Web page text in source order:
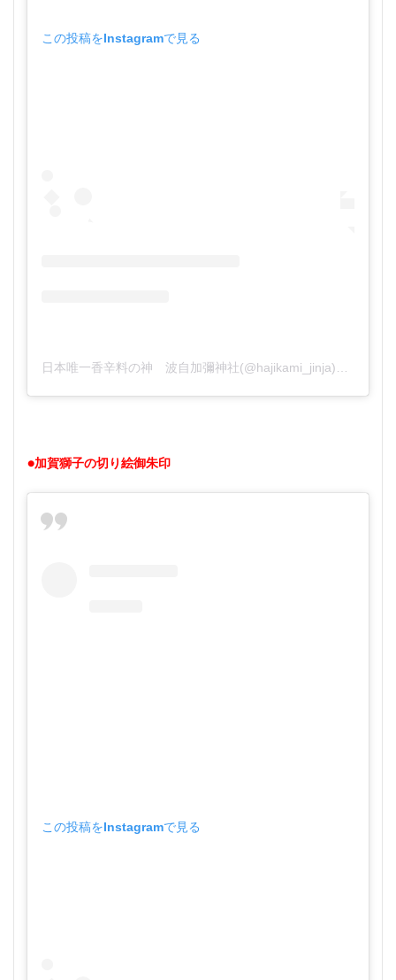
この投稿をInstagramで見る
●加賀獅子の切り絵御朱印
この投稿をInstagramで見る